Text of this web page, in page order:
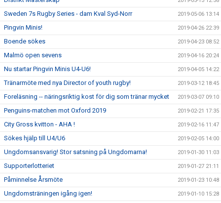
Sweden 7s Rugby Series - dam Kval Syd-Norr 2019-05-06 13:14
Pingvin Minis! 2019-04-26 22:39
Boende sökes 2019-04-23 08:52
Malmö open sevens 2019-04-16 20:24
Nu startar Pingvin Minis U4-U6! 2019-04-05 14:22
Tränarmöte med nya Director of youth rugby! 2019-03-12 18:45
Foreläsning -- näringsriktig kost för dig som tränar mycket 2019-03-07 09:10
Penguins-matchen mot Oxford 2019 2019-02-21 17:35
City Gross kvitton - AHA ! 2019-02-16 11:47
Sökes hjälp till U4/U6 2019-02-05 14:00
Ungdomsansvarig! Stor satsning på Ungdomarna! 2019-01-30 11:03
Supporterlotteriet 2019-01-27 21:11
Påminnelse Årsmöte 2019-01-23 10:48
Ungdomsträningen igång igen! 2019-01-10 15:28